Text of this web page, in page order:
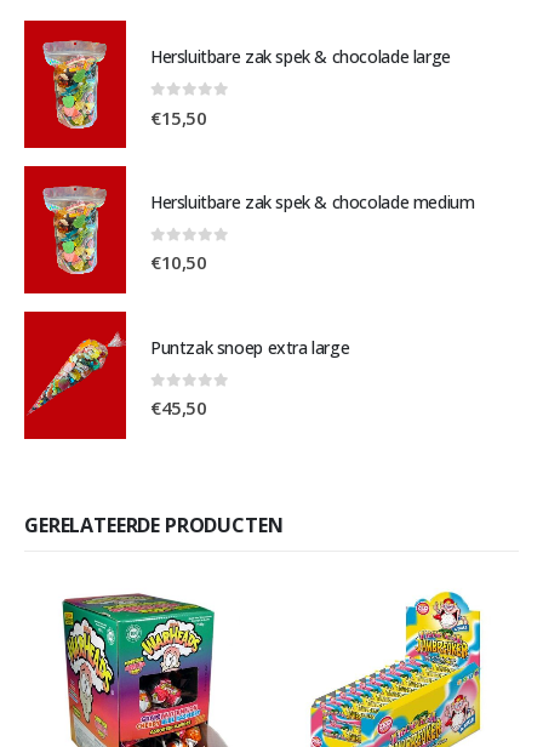
Hersluitbare zak spek & chocolade large
€15,50
Hersluitbare zak spek & chocolade medium
0out of 5
€10,50
Puntzak snoep extra large
0out of 5
€45,50
GERELATEERDE PRODUCTEN